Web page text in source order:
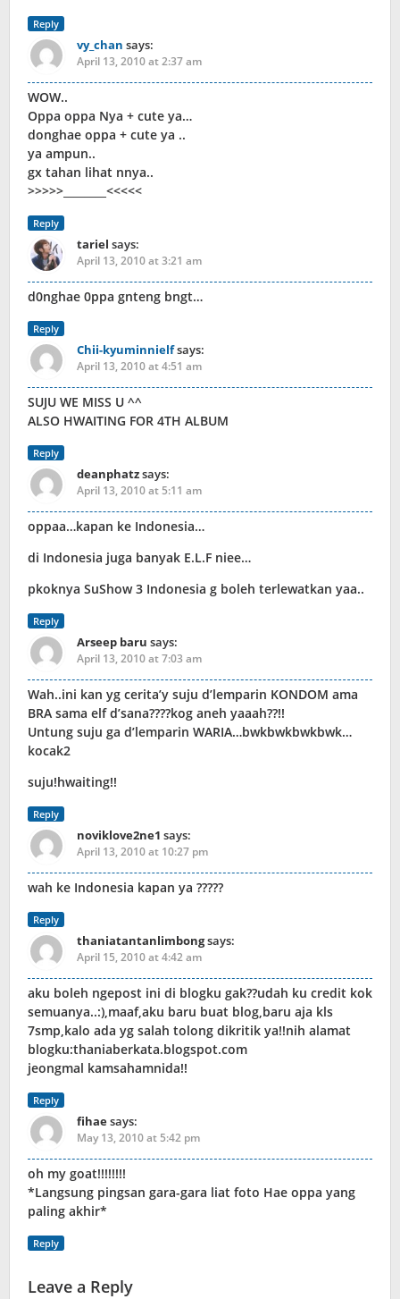
Reply
vy_chan says:
April 13, 2010 at 2:37 am
WOW..
Oppa oppa Nya + cute ya…
donghae oppa + cute ya ..
ya ampun..
gx tahan lihat nnya..
>>>>>________<<<<<
Reply
tariel says:
April 13, 2010 at 3:21 am
d0nghae 0ppa gnteng bngt…
Reply
Chii-kyuminnielfsays:
April 13, 2010 at 4:51 am
SUJU WE MISS U ^^
ALSO HWAITING FOR 4TH ALBUM
Reply
deanphatzsays:
April 13, 2010 at 5:11 am
oppaa…kapan ke Indonesia…
di Indonesia juga banyak E.L.F niee…
pkoknya SuShow 3 Indonesia g boleh terlewatkan yaa..
Reply
Arseep baru says:
April 13, 2010 at 7:03 am
Wah..ini kan yg cerita’y suju d’lemparin KONDOM ama
BRA sama elf d’sana????kog aneh yaaah??!!
Untung suju ga d’lemparin WARIA…bwkbwkbwkbwk…
kocak2
suju!hwaiting!!
Reply
noviklove2ne1 says:
April 13, 2010 at 10:27 pm
wah ke Indonesia kapan ya ?????
Reply
thaniatantanlimbongsays:
April 15, 2010 at 4:42 am
aku boleh ngepost ini di blogku gak??udah ku credit kok
semuanya..:),maaf,aku baru buat blog,baru aja kls
7smp,kalo ada yg salah tolong dikritik ya!!nih alamat
blogku:thaniaberkata.blogspot.com
jeongmal kamsahamnida!!
Reply
fihaesays:
May 13, 2010 at 5:42 pm
oh my goat!!!!!!!!
*Langsung pingsan gara-gara liat foto Hae oppa yang
paling akhir*
Reply
Leave a Reply